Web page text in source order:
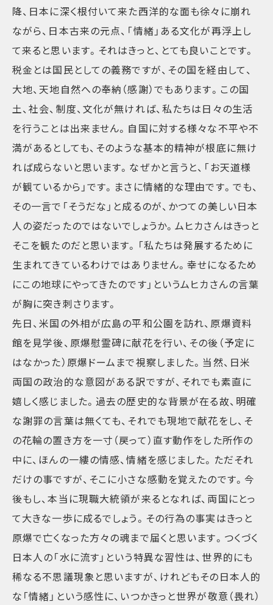
降、日本に深く根付いて来た西洋的な面も徐々に崩れ
ながら、日本古来の元点、「情緒」ある文化が再浮上し
て来ると思います。それはきっと、とても良いことです。
税金とは国民としての義務ですが、その国を経由して、
大地、天地自然への奉納（感謝）でもあります。この国
土、社会、制度、文化が無ければ、私たちは日々の生活
を行うことは出来ません。自国に対する様々な不平や不
満があるとしても、そのような基本的精神が根底に無け
れば成らないと思います。なぜかと言うと、「お天道様
が観ているから」です。まさに情緒的な理由です。でも、
その一言で「そうだな」と成るのが、かつての美しい日本
人の姿だったのではないでしょうか。ムヒカさんはきっと
そこを観たのだと思います。「私たちは発展するために
生まれてきているわけではありません。幸せになるため
にこの地球にやってきたのです」というムヒカさんの言葉
が胸に突き刺さります。
先日、米国の外相が広島の平和公園を訪れ、原爆資料
館を見学後、原爆慰霊碑に献花を行い、その後（予定に
はなかった）原爆ドームまで視察しました。当然、日米
両国の政治的な意図がある訳ですが、それでも素直に
嬉しく感じました。過去の歴史的な背景が在る故、明確
な謝罪の言葉は無くても、それでも現地で献花をし、そ
の花輪の置き方を一寸（戻って）直す動作をした所作の
中に、ほんの一縷の情感、情緒を感じました。ただそれ
だけの事ですが、そこに小さな感動を覚えたのです。今
後もし、本当に現職大統領が来るとなれば、両国にとっ
て大きな一歩に成るでしょう。その行為の事実はきっと
原爆で亡くなった方々の魂まで届くと思います。つくづく
日本人の「水に流す」という特異な習性は、世界的にも
稀なる不思議現象と思いますが、けれどもその日本人的
な「情緒」という感性に、いつかきっと世界が敬意（畏れ）